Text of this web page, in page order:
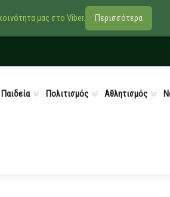
Παιδεία Πολιτισμός Αθλητισμός
μας στο Viber. Περισσότερα